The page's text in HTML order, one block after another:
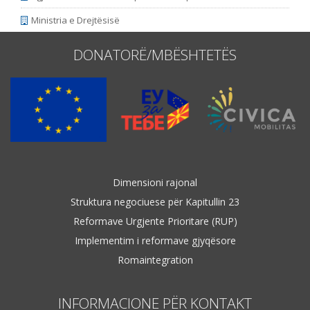
Ministria e Drejtësisë
DONATORË/MBËSHTETËS
Dimensioni rajonal
Struktura negociuese për Kapitullin 23
Reformave Urgjente Prioritare (RUP)
Implementim i reformave gjyqësore
Romaintegration
INFORMACIONE PËR KONTAKT